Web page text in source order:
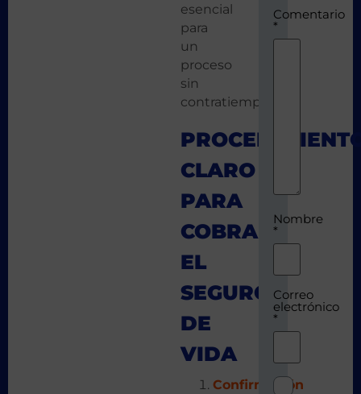
esencial
para
un
proceso
sin
contratiempos.
CLARO
PARA
COBRAR
EL
SEGURO
DE
VIDA
Confirmación
Comentario
*
Nombre
*
Correo
electrónico
*